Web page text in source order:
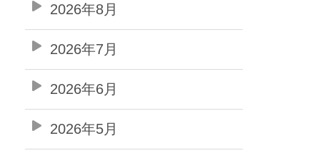
2026年8月
2026年7月
2026年6月
2026年5月